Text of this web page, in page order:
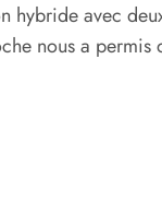
hybride avec
nous a permis